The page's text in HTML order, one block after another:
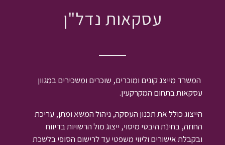
עסקאות נדל"ן
המשרד מייצג קונים ומוכרים, שוכרים ומשכירים במגוון
עסקאות בתחום המקרקעין.
הייצוג כולל את תכנון העסקה, ניהול המשא ומתן, עריכת
החוזה, בחינת היבטי מיסוי, ייצוג מול הרשויות בדיווח
ובקבלת אישורים וליווי משפטי עד לרישום הסופי בלשכת